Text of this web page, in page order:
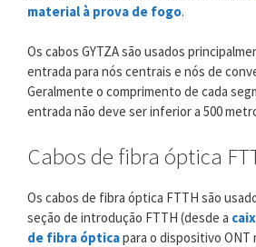
material à prova de fogo.
Os cabos GYTZA são usados
entrada para nós centrais e nós de
Geralmente o comprimento de cada
entrada não deve ser inferior a 500
Cabos de fibra óptica
Os cabos de fibra óptica FTTH são
seção de introdução FTTH (desde a
de fibra ópticapara o dispositivo ONT